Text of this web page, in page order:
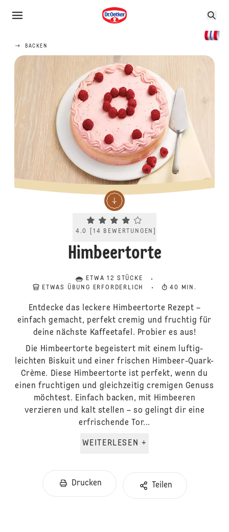
BACKEN
Current rating 4.0. Click to rate.
4.0 [14 BEWERTUNGEN
Himbeertorte
ETWA 12 STÜCKE
ETWAS ÜBUNG ERFORDERLICH
40 MIN.
Entdecke das leckere Himbeertorte Rezept –
einfach gemacht, perfekt cremig und fruchtig für
deine nächste Kaffeetafel. Probier es aus!
Die Himbeertorte begeistert mit einem luftig-
leichten Biskuit und einer frischen Himbeer-Quark-
Crème. Diese Himbeertorte ist perfekt, wenn du
einen fruchtigen und gleichzeitig cremigen Genuss
möchtest. Einfach backen, mit Himbeeren
verzieren und kalt stellen – so gelingt dir eine
erfrischende Tor...
WEITERLESEN +
Drucken Teilen